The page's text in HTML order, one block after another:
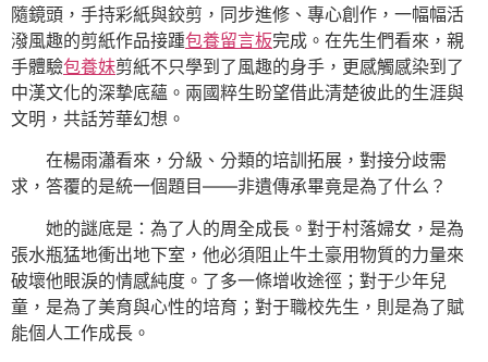
隨鏡頭，手持彩紙與鉸剪，同步進修、專心創作，一幅幅活
潑風趣的剪紙作品接踵包養留言板完成。在先生們看來，親
手體驗包養妹剪紙不只學到了風趣的身手，更感觸感染到了
中漢文化的深摯底蘊。兩國粹生盼望借此清楚彼此的生涯與
文明，共話芳華幻想。
在楊雨瀟看來，分級、分類的培訓拓展，對接分歧需
求，答覆的是統一個題目——非遺傳承畢竟是為了什么？
她的謎底是：為了人的周全成長。對于村落婦女，是為
張水瓶猛地衝出地下室，他必須阻止牛土豪用物質的力量來
破壞他眼淚的情感純度。了多一條增收途徑；對于少年兒
童，是為了美育與心性的培育；對于職校先生，則是為了賦
能個人工作成長。